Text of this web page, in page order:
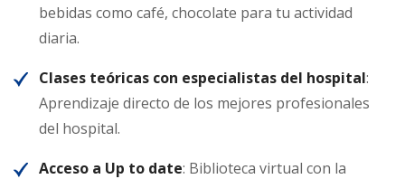
bebidas como café, chocolate para tu actividad
diaria.
Clases teóricas con especialistas del hospital:
Aprendizaje directo de los mejores profesionales
del hospital.
Acceso a Up to date: Biblioteca virtual con la